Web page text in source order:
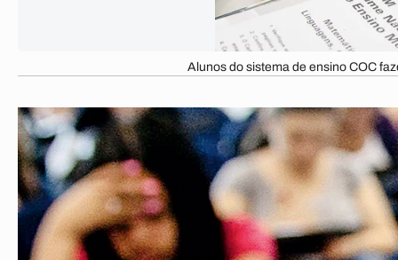
Alunos do sistema de ensino COC